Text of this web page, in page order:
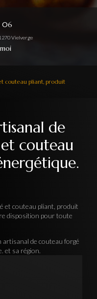
06
Vielverge
couteau pliant, produit
de
couteau
et couteau pliant, produit
disposition pour toute
artisanal de couteau forgé
et sa région.